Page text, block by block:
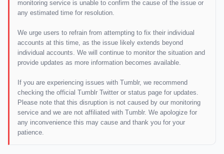
monitoring service is unable to confirm the cause of the issue or
any estimated time for resolution.
We urge users to refrain from attempting to fix their individual
accounts at this time, as the issue likely extends beyond
individual accounts. We will continue to monitor the situation and
provide updates as more information becomes available.
If you are experiencing issues with Tumblr, we recommend
checking the official Tumblr Twitter or status page for updates.
Please note that this disruption is not caused by our monitoring
service and we are not affiliated with Tumblr. We apologize for
any inconvenience this may cause and thank you for your
patience.